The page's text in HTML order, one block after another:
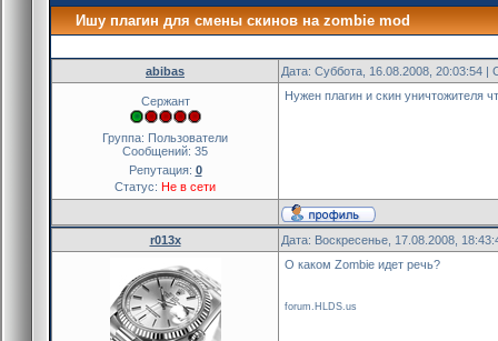
Ишу плагин для смены скинов на zombie mod
abibas Дата: Суббота, 16.08.2008, 20:03:54
Сержант
Группа: Пользователи
Сообщений: 35
Репутация: 0
Статус: Не в сети
Нужен плагин и скин уничтожителя
r013x Дата: Воскресенье, 17.08.2008,
О каком Zombie идет речь?
forum.HLDS.us